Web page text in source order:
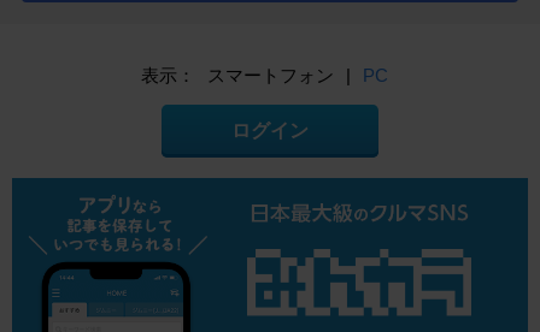
表示： スマートフォン | PC
ログイン